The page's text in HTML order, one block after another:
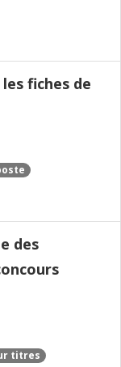
fiches de
des
titres